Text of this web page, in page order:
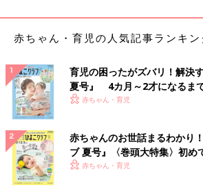
赤ちゃん・育児の人気記事ランキン
育児の困ったがズバリ！解決
夏号』 4カ月～2才になるま
いっぱい！
赤ちゃん・育児
赤ちゃんのお世話まるわかり
ブ 夏号』〈巻頭大特集〉初め
く！ おっぱい・ミルクの基本
赤ちゃん・育児